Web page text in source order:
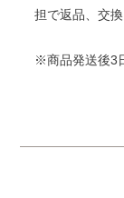
担で返品、交
※商品発送後3